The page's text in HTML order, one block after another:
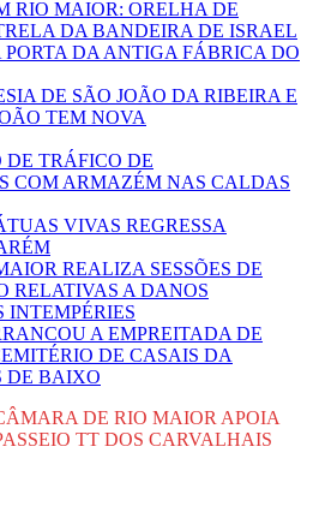
RIO MAIOR: ORELHA DE
DA BANDEIRA DE ISRAEL
DA ANTIGA FÁBRICA DO
DE SÃO JOÃO DA RIBEIRA E
TEM NOVA
DE TRÁFICO DE
COM ARMAZÉM NAS CALDAS
VIVAS REGRESSA
REALIZA SESSÕES DE
RELATIVAS A DANOS
INTEMPÉRIES
A EMPREITADA DE
DE CASAIS DA
DE BAIXO
DE RIO MAIOR APOIA
TT DOS CARVALHAIS